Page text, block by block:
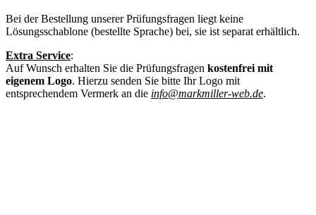
Bei der Bestellung unserer Prüfungsfragen liegt keine
Lösungsschablone (bestellte Sprache) bei, sie ist separat erhältlich.
Extra Service:
Auf Wunsch erhalten Sie die Prüfungsfragen kostenfrei mit
eigenem Logo. Hierzu senden Sie bitte Ihr Logo mit
entsprechendem Vermerk an die info@markmiller-web.de.